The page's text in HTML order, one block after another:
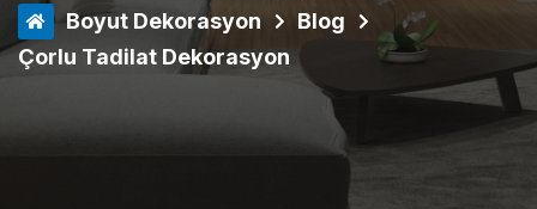
Boyut Dekorasyon
Blog
Çorlu Tadilat Dekorasyon